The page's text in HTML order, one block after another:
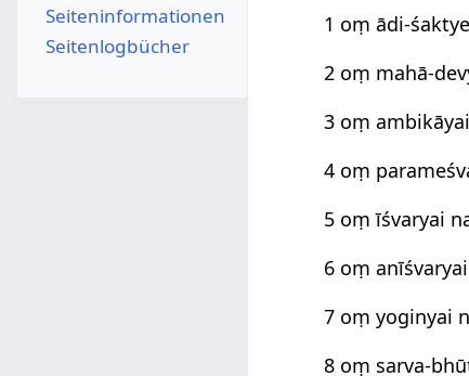
1 oṃ ādi-
2 oṃ mahā-
3 oṃ
4 oṃ
5 oṃ īśvaryai
6 oṃ
7 oṃ yoginyai
8 oṃ sarva-
Seiten­­informationen
Seitenlogbücher